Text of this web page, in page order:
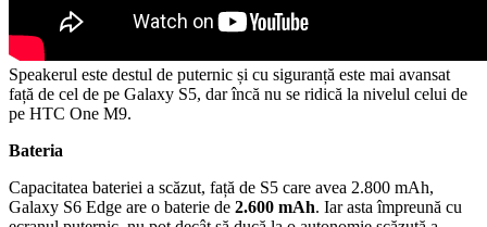
Speakerul este destul de puternic și cu siguranță este mai avansat
față de cel de pe Galaxy S5, dar încă nu se ridică la nivelul celui de
pe HTC One M9.
Bateria
Capacitatea bateriei a scăzut, față de S5 care avea 2.800 mAh,
Galaxy S6 Edge are o baterie de 2.600 mAh. Iar asta împreună cu